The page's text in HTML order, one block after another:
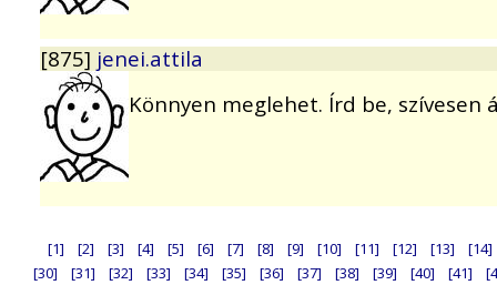
[875] jenei.attila
Könnyen meglehet. Írd be,
[1] [2] [3] [4] [5] [6] [7] [8] [9] [10] [11] [12] [13]
[14]
[30]
[31] [32] [33] [34] [35] [36] [37] [38] [39] [40] [41]